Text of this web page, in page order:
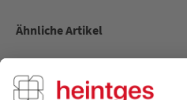
Ähnliche Artikel